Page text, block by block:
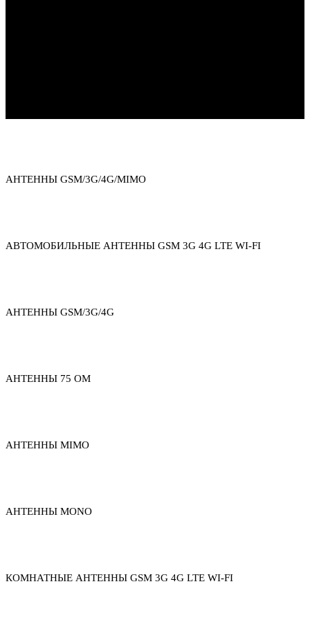
АНТЕННЫ GSM/3G/4G/MIMO
АВТОМОБИЛЬНЫЕ АНТЕННЫ GSM 3G 4G LTE WI-FI
АНТЕННЫ GSM/3G/4G
АНТЕННЫ 75 ОМ
АНТЕННЫ MIMO
АНТЕННЫ MONO
КОМНАТНЫЕ АНТЕННЫ GSM 3G 4G LTE WI-FI